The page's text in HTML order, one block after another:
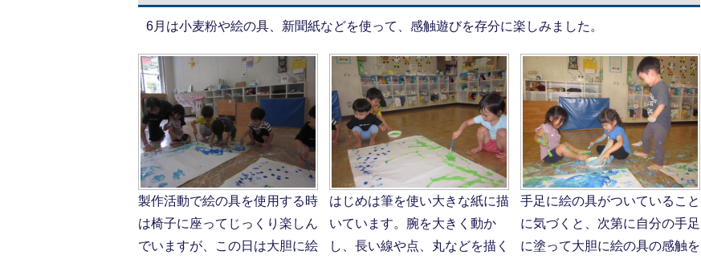
6月は小麦粉や絵の具、新聞紙などを使って、感触遊びを存分に楽しみました。
製作活動で絵の具を使用する時
は椅子に座ってじっくり楽しん
でいますが、この日は大胆に絵
はじめは筆を使い大きな紙に描
いています。腕を大きく動か
し、長い線や点、丸などを描く
手足に絵の具がついていること
に気づくと、次第に自分の手足
に塗って大胆に絵の具の感触を